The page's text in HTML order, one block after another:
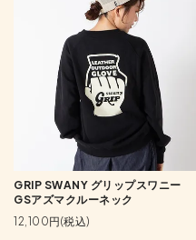
GRIP SWANY グリップスワニー
GSアズマクルーネック
12,100円(税込)